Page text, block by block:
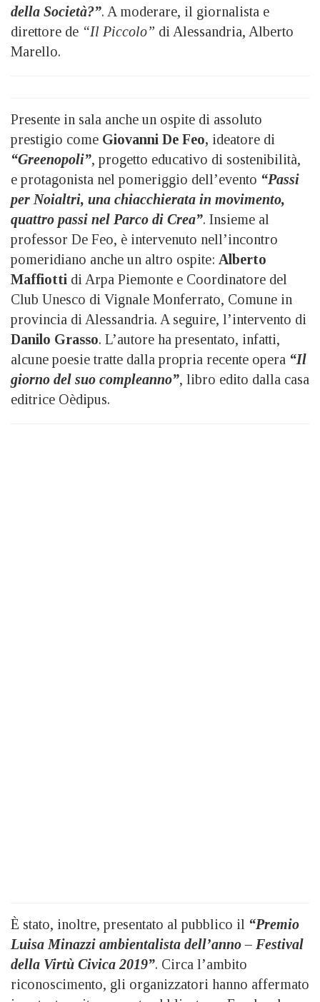
della Società?”. A moderare, il giornalista e
direttore de “Il Piccolo” di Alessandria, Alberto
Marello.
Presente in sala anche un ospite di assoluto
prestigio come Giovanni De Feo, ideatore di
“Greenopoli”, progetto educativo di sostenibilità,
e protagonista nel pomeriggio dell’evento “Passi
per Noialtri, una chiacchierata in movimento,
quattro passi nel Parco di Crea”. Insieme al
professor De Feo, è intervenuto nell’incontro
pomeridiano anche un altro ospite: Alberto
Maffiotti di Arpa Piemonte e Coordinatore del
Club Unesco di Vignale Monferrato, Comune in
provincia di Alessandria. A seguire, l’intervento di
Danilo Grasso. L’autore ha presentato, infatti,
alcune poesie tratte dalla propria recente opera “Il
giorno del suo compleanno”, libro edito dalla casa
editrice Oèdipus.
È stato, inoltre, presentato al pubblico il “Premio
Luisa Minazzi ambientalista dell’anno – Festival
della Virtù Civica 2019”. Circa l’ambito
riconoscimento, gli organizzatori hanno affermato